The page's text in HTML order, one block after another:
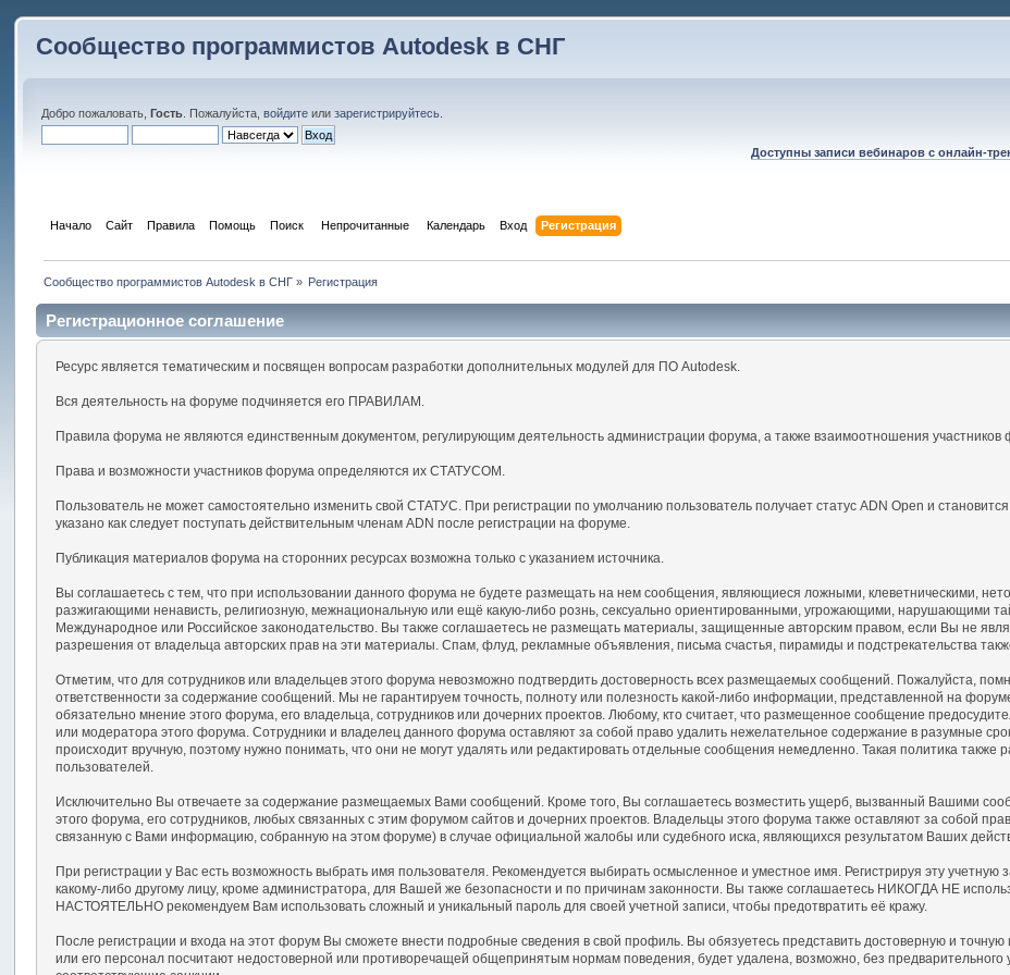
Сообщество программистов Autodesk в СНГ
Добро пожаловать,Гость . Пожалуйста,войдите илизарегистрируйтесь
Доступны записи вебинаров с онлайн-
Начало Сайт Правила Помощь Поиск Непрочитанные Календарь Вход Регистрация
Сообщество программистов Autodesk в СНГ» Регистрация
Регистрационное соглашение
Ресурс является тематическим и посвящен вопросам разработки дополнительных модулей для ПО Autodesk.
Вся деятельность на форуме подчиняется его ПРАВИЛАМ.
Правила форума не являются единственным документом, регулирующим деятельность администрации форума, а также взаимоотношения участников
Права и возможности участников форума определяются их СТАТУСОМ.
Пользователь не может самостоятельно изменить свой СТАТУС. При регистрации по умолчанию пользователь получает статус ADN Open и
указано как следует поступать действительным членам ADN после регистрации на форуме.
Публикация материалов форума на сторонних ресурсах возможна только с указанием источника.
Вы соглашаетесь с тем, что при использовании данного форума не будете размещать на нем сообщения, являющиеся ложными, клеветническими,
разжигающими ненависть, религиозную, межнациональную или ещё какую-либо рознь, сексуально ориентированными, угрожающими, нарушающими
Международное или Российское законодательство. Вы также соглашаетесь не размещать материалы, защищенные авторским правом, если Вы не
разрешения от владельца авторских прав на эти материалы. Спам, флуд, рекламные объявления, письма счастья, пирамиды и подстрекательства
Отметим, что для сотрудников или владельцев этого форума невозможно подтвердить достоверность всех размещаемых сообщений. Пожалуйста,
ответственности за содержание сообщений. Мы не гарантируем точность, полноту или полезность какой-либо информации, представленной на
обязательно мнение этого форума, его владельца, сотрудников или дочерних проектов. Любому, кто считает, что размещенное сообщение
или модератора этого форума. Сотрудники и владелец данного форума оставляют за собой право удалить нежелательное содержание в разумные
происходит вручную, поэтому нужно понимать, что они не могут удалять или редактировать отдельные сообщения немедленно. Такая политика
пользователей.
Исключительно Вы отвечаете за содержание размещаемых Вами сообщений. Кроме того, Вы соглашаетесь возместить ущерб, вызванный Вашими
этого форума, его сотрудников, любых связанных с этим форумом сайтов и дочерних проектов. Владельцы этого форума также оставляют за собой
связанную с Вами информацию, собранную на этом форуме) в случае официальной жалобы или судебного иска, являющихся результатом Ваших
При регистрации у Вас есть возможность выбрать имя пользователя. Рекомендуется выбирать осмысленное и уместное имя. Регистрируя эту
какому-либо другому лицу, кроме администратора, для Вашей же безопасности и по причинам законности. Вы также соглашаетесь НИКОГДА НЕ
НАСТОЯТЕЛЬНО рекомендуем Вам использовать сложный и уникальный пароль для своей учетной записи, чтобы предотвратить её кражу.
После регистрации и входа на этот форум Вы сможете внести подробные сведения в свой профиль. Вы обязуетесь представить достоверную и
или его персонал посчитают недостоверной или противоречащей общепринятым нормам поведения, будет удалена, возможно, без